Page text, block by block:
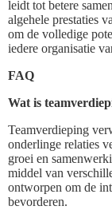
leidt tot betere
algehele prestaties
om de volledige
iedere organisatie
FAQ
Wat is
Teamverdieping
onderlinge relaties
groei en
middel van
ontworpen om de
bevorderen.